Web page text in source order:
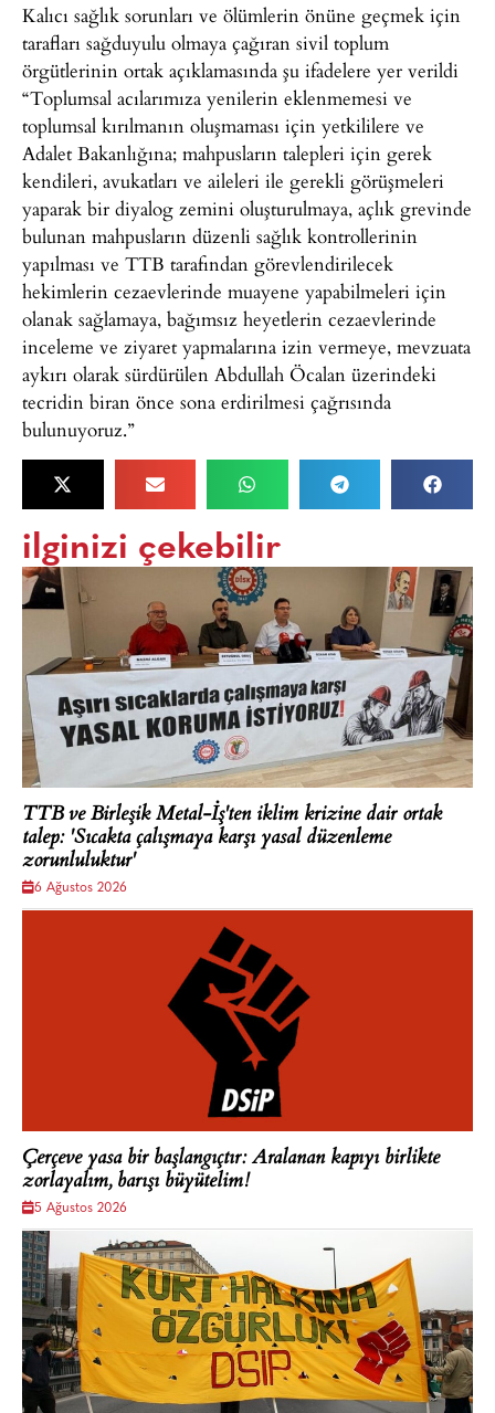
Kalıcı sağlık sorunları ve ölümlerin önüne geçmek için
tarafları sağduyulu olmaya çağıran sivil toplum
örgütlerinin ortak açıklamasında şu ifadelere yer verildi
“Toplumsal acılarımıza yenilerin eklenmemesi ve
toplumsal kırılmanın oluşmaması için yetkililere ve
Adalet Bakanlığına; mahpusların talepleri için gerek
kendileri, avukatları ve aileleri ile gerekli görüşmeleri
yaparak bir diyalog zemini oluşturulmaya, açlık grevinde
bulunan mahpusların düzenli sağlık kontrollerinin
yapılması ve TTB tarafından görevlendirilecek
hekimlerin cezaevlerinde muayene yapabilmeleri için
olanak sağlamaya, bağımsız heyetlerin cezaevlerinde
inceleme ve ziyaret yapmalarına izin vermeye, mevzuata
aykırı olarak sürdürülen Abdullah Öcalan üzerindeki
tecridin biran önce sona erdirilmesi çağrısında
bulunuyoruz.”
ilginizi çekebilir
TTB ve Birleşik Metal-İş'ten iklim krizine dair ortak
talep: 'Sıcakta çalışmaya karşı yasal düzenleme
zorunluluktur'
6 Ağustos 2026
Çerçeve yasa bir başlangıçtır: Aralanan kapıyı birlikte
zorlayalım, barışı büyütelim!
5 Ağustos 2026